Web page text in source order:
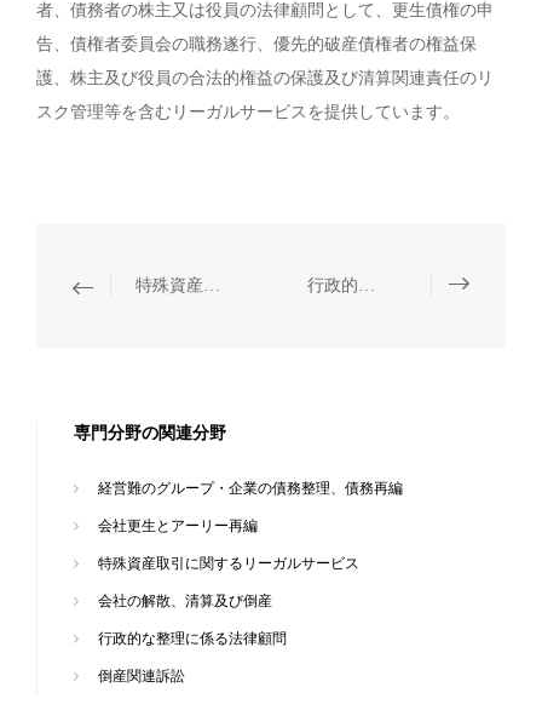
者、債務者の株主又は役員の法律顧問として、更生債権の申
告、債権者委員会の職務遂行、優先的破産債権者の権益保
護、株主及び役員の合法的権益の保護及び清算関連責任のリ
スク管理等を含むリーガルサービスを提供しています。
特殊資産取引に関するリーガルサービス 行政的な整理に係る法律顧問
専門分野の関連分野
経営難のグループ・企業の債務整理、債務再編
会社更生とアーリー再編
特殊資産取引に関するリーガルサービス
会社の解散、清算及び倒産
行政的な整理に係る法律顧問
倒産関連訴訟